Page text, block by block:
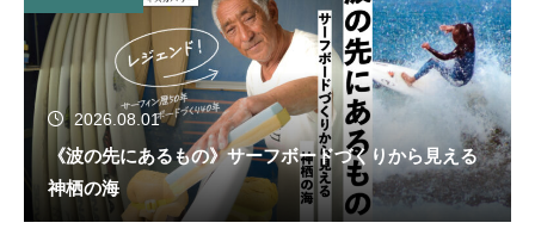
2026.08.01
《波の先にあるもの》サーフボードづくりから見える
神栖の海